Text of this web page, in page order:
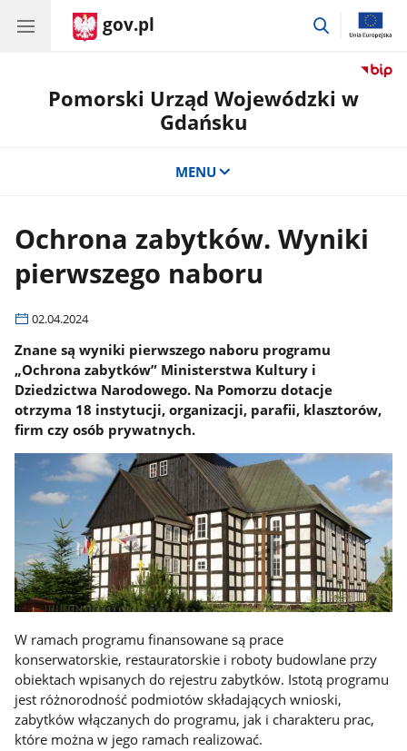
gov.pl
przejdź
Pomorski Urząd Wojewódzki w
Gdańsku
MENU
Ochrona zabytków. Wyniki
pierwszego naboru
02.04.2024
Znane są wyniki pierwszego naboru programu
„Ochrona zabytków” Ministerstwa Kultury i
Dziedzictwa Narodowego. Na Pomorzu dotacje
otrzyma 18 instytucji, organizacji, parafii, klasztorów,
firm czy osób prywatnych.
W ramach programu finansowane są prace
konserwatorskie, restauratorskie i roboty budowlane przy
obiektach wpisanych do rejestru zabytków. Istotą programu
jest różnorodność podmiotów składających wnioski,
zabytków włączanych do programu, jak i charakteru prac,
które można w jego ramach realizować.